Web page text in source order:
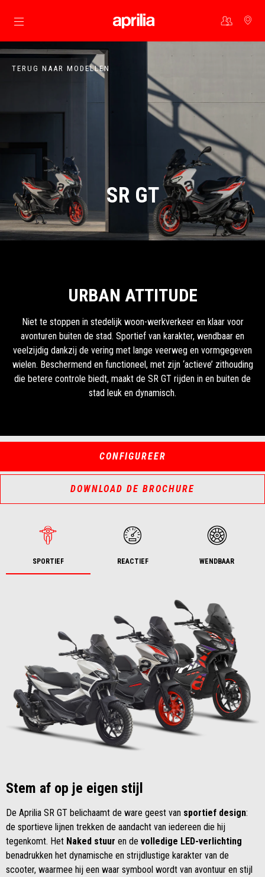
Ga naar de hoofdcontent
TERUG NAAR MODELLEN
SR GT
URBAN ATTITUDE
Niet te stoppen in stedelijk woon-werkverkeer en klaar voor
avonturen buiten de stad. Sportief van karakter, wendbaar en
veelzijdig dankzij de vering met lange veerweg en vormgegeven
wielen. Beschermend en functioneel, met zijn ‘actieve’ zithouding
die betere controle biedt, maakt de SR GT rijden in en buiten de
stad leuk en dynamisch.
CONFIGUREER
DOWNLOAD DE BROCHURE
SPORTIEF REACTIEF WENDBAAR
Stem af op je eigen stijl
De Aprilia SR GT belichaamt de ware geest van sportief design:
de sportieve lijnen trekken de aandacht van iedereen die hij
tegenkomt. Het Naked stuur en de volledige LED-verlichting
benadrukken het dynamische en strijdlustige karakter van de
scooter, waarmee hij een waar symbool wordt van avontuur en stijl